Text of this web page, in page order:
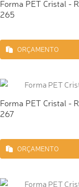
Forma PET Cristal -
265
ORÇAMENTO
Forma PET Cristal -
267
ORÇAMENTO